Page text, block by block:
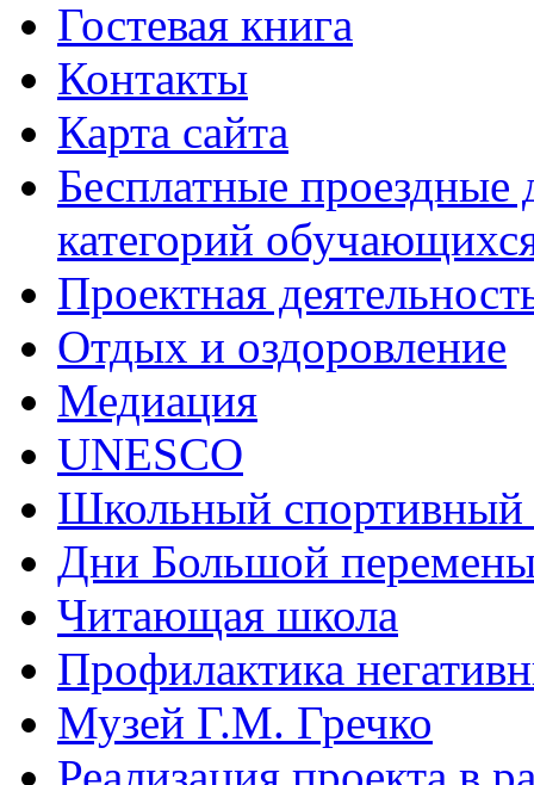
Гостевая книга
Контакты
Карта сайта
Бесплатные
категорий
Проектная
Отдых и оздоровление
Медиация
UNESCO
Школьный спортивный
Дни Большой
Читающая школа
Профилактика
Музей Г.М. Гречко